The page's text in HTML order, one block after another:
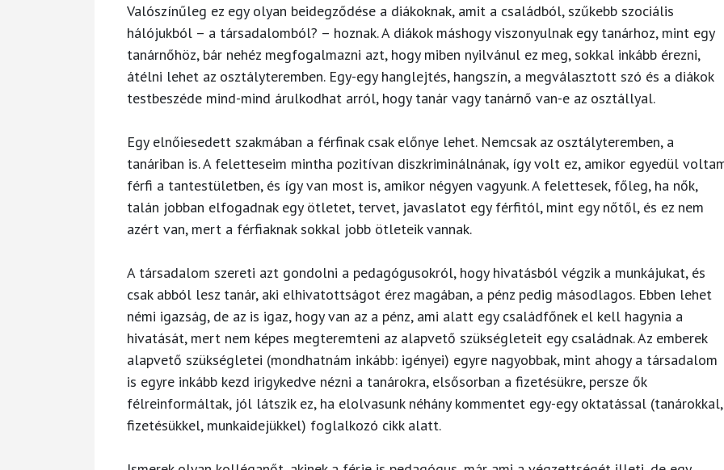
Valószínűleg ez egy olyan beidegződése a diákoknak, amit a családból, szűkebb szociális
hálójukból – a társadalomból? – hoznak. A diákok máshogy viszonyulnak egy tanárhoz, mint egy
tanárnőhöz, bár nehéz megfogalmazni azt, hogy miben nyilvánul ez meg, sokkal inkább érezni,
átélni lehet az osztályteremben. Egy-egy hanglejtés, hangszín, a megválasztott szó és a diákok
testbeszéde mind-mind árulkodhat arról, hogy tanár vagy tanárnő van-e az osztállyal.
Egy elnőiesedett szakmában a férfinak csak előnye lehet. Nemcsak az osztályteremben, a
tanáriban is. A feletteseim mintha pozitívan diszkriminálnának, így volt ez, amikor egyedül
férfi a tantestületben, és így van most is, amikor négyen vagyunk. A felettesek, főleg, ha nők,
talán jobban elfogadnak egy ötletet, tervet, javaslatot egy férfitól, mint egy nőtől, és ez nem
azért van, mert a férfiaknak sokkal jobb ötleteik vannak.
A társadalom szereti azt gondolni a pedagógusokról, hogy hivatásból végzik a munkájukat, és
csak abból lesz tanár, aki elhivatottságot érez magában, a pénz pedig másodlagos. Ebben lehet
némi igazság, de az is igaz, hogy van az a pénz, ami alatt egy családfőnek el kell hagynia a
hivatását, mert nem képes megteremteni az alapvető szükségleteit egy családnak. Az emberek
alapvető szükségletei (mondhatnám inkább: igényei) egyre nagyobbak, mint ahogy a társadalom
is egyre inkább kezd irigykedve nézni a tanárokra, elsősorban a fizetésükre, persze ők
félreinformáltak, jól látszik ez, ha elolvasunk néhány kommentet egy-egy oktatással (tanárokkal,
fizetésükkel, munkaidejükkel) foglalkozó cikk alatt.